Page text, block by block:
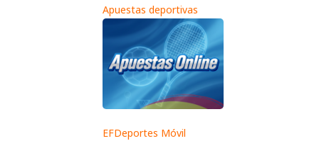
Apuestas deportivas
EFDeportes Móvil